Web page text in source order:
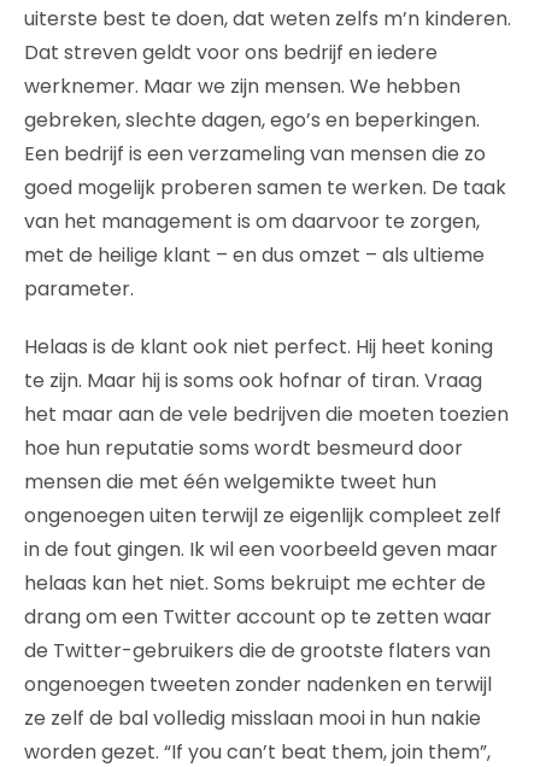
uiterste best te doen, dat weten zelfs m’n kinderen.
Dat streven geldt voor ons bedrijf en iedere
werknemer. Maar we zijn mensen. We hebben
gebreken, slechte dagen, ego’s en beperkingen.
Een bedrijf is een verzameling van mensen die zo
goed mogelijk proberen samen te werken. De taak
van het management is om daarvoor te zorgen,
met de heilige klant – en dus omzet – als ultieme
parameter.
Helaas is de klant ook niet perfect. Hij heet koning
te zijn. Maar hij is soms ook hofnar of tiran. Vraag
het maar aan de vele bedrijven die moeten toezien
hoe hun reputatie soms wordt besmeurd door
mensen die met één welgemikte tweet hun
ongenoegen uiten terwijl ze eigenlijk compleet zelf
in de fout gingen. Ik wil een voorbeeld geven maar
helaas kan het niet. Soms bekruipt me echter de
drang om een Twitter account op te zetten waar
de Twitter-gebruikers die de grootste flaters van
ongenoegen tweeten zonder nadenken en terwijl
ze zelf de bal volledig misslaan mooi in hun nakie
worden gezet. “If you can’t beat them, join them”,